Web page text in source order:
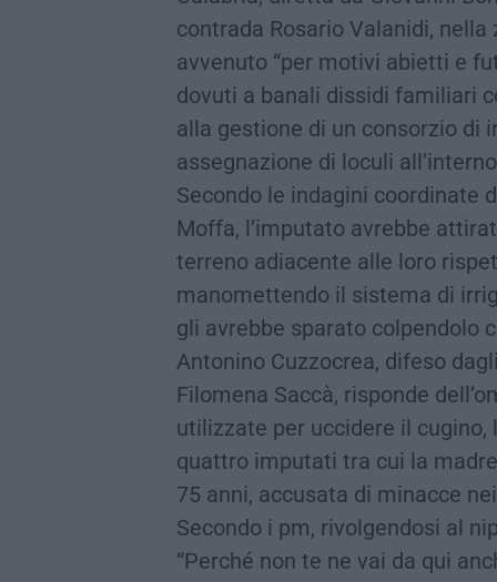
contrada Rosario Valanidi,
avvenuto “per motivi abietti e
dovuti a banali dissidi familiari
alla gestione di un consorzio di
assegnazione di loculi
Secondo le indagini coordinate
Moffa, l’imputato avrebbe
terreno adiacente alle loro
manomettendo il sistema di
gli avrebbe sparato colpendolo
Antonino Cuzzocrea, difeso
Filomena Saccà, risponde
utilizzate per uccidere il
quattro imputati tra cui la
75 anni, accusata di minacce
Secondo i pm, rivolgendosi al
“Perché non te ne vai da qui